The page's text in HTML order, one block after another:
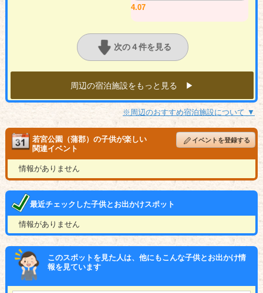
4.07
次の４件を見る
周辺の宿泊施設をもっと見る ▶︎
※周辺のおすすめ宿泊施設について ▼
若宮公園（蒲郡）の子供が楽しい
関連イベント
イベントを登録する
情報がありません
最近チェックした子供とお出かけスポット
情報がありません
このスポットを見た人は、他にもこんな子供とお出かけ情
報を見ています